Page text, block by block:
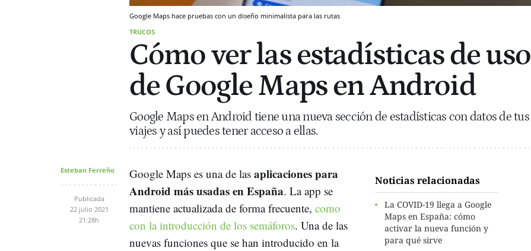
Google Maps hace pruebas con un diseño minimalista para las rutas
TRUCOS
Cómo ver las estadísticas de uso
de Google Maps en Android
Google Maps en Android tiene una nueva sección de estadísticas con datos de tus
viajes y así puedes tener acceso a ellas.
Esteban Ferreño
Publicada
22 julio 2021
21:28h
Noticias relacionadas
La COVID-19 llega a Google
Maps en España: cómo
activar la nueva función y
para qué sirve
Google Maps es una de las aplicaciones para
Android más usadas en España. La app se
mantiene actualizada de forma frecuente, como
con la introducción de los semáforos. Una de las
nuevas funciones que se han introducido en la